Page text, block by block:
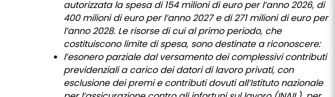
autorizzata la spesa di 154 milioni di euro per l’anno 2026, di
400 milioni di euro per l’anno 2027 e di 271 milioni di euro per
l’anno 2028. Le risorse di cui al primo periodo, che
costituiscono limite di spesa, sono destinate a riconoscere:
l’esonero parziale dal versamento dei complessivi contributi
previdenziali a carico dei datori di lavoro privati, con
esclusione dei premi e contributi dovuti all’Istituto nazionale